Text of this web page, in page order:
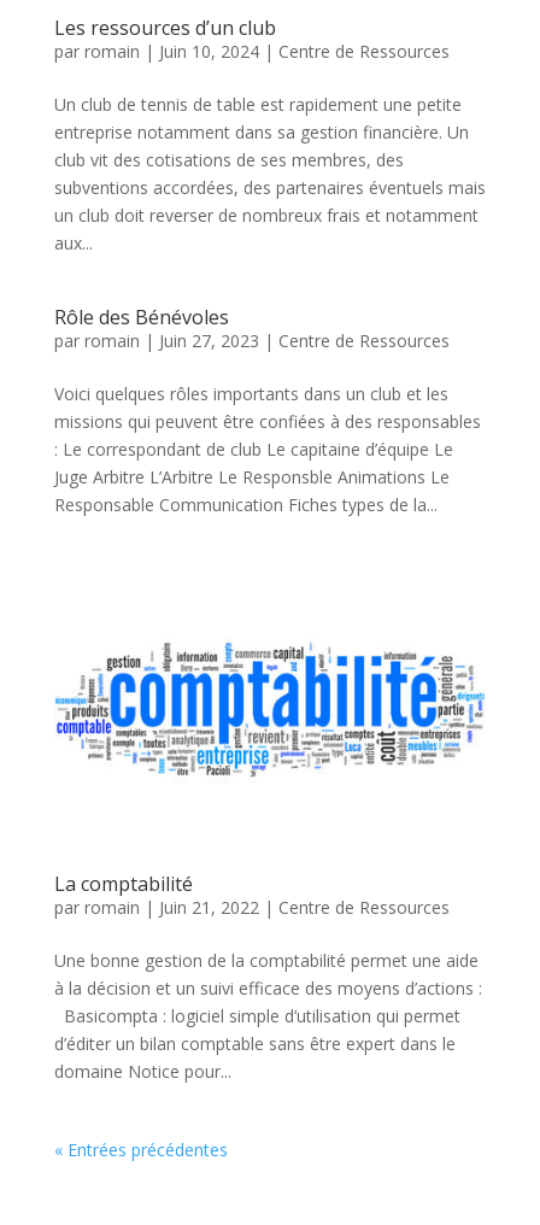
Les ressources d’un club
par romain | Juin 10, 2024| Centre de Ressources
Un club de tennis de table est rapidement une petite
entreprise notamment dans sa gestion financière. Un
club vit des cotisations de ses membres, des
subventions accordées, des partenaires éventuels mais
un club doit reverser de nombreux frais et notamment
aux...
Rôle des Bénévoles
par romain | Juin 27, 2023 | Centre de Ressources
Voici quelques rôles importants dans un club et les
missions qui peuvent être confiées à des responsables
: Le correspondant de club Le capitaine d’équipe Le
Juge Arbitre L’Arbitre Le Responsble Animations Le
Responsable Communication Fiches types de la...
La comptabilité
par romain | Juin 21, 2022 | Centre de Ressources
Une bonne gestion de la comptabilité permet une aide
à la décision et un suivi efficace des moyens d’actions :
Basicompta : logiciel simple d’utilisation qui permet
d’éditer un bilan comptable sans être expert dans le
domaine Notice pour...
« Entrées précédentes